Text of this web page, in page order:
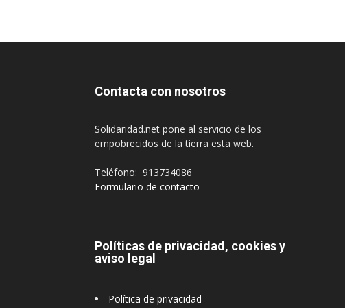
Contacta con nosotros
Solidaridad.net pone al servicio de los
empobrecidos de la tierra esta web.
Teléfono: 913734086
Formulario de contacto
Políticas de privacidad, cookies y
aviso legal
Política de privacidad